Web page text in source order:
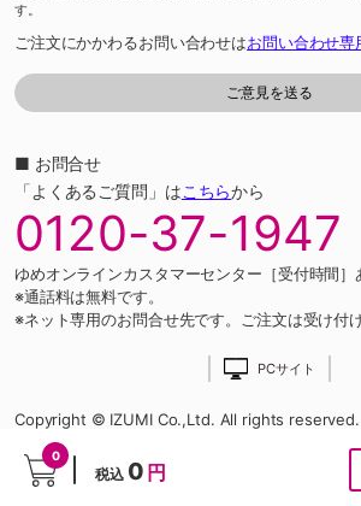
0
税込 0 円
す。
ご注文にかかわるお問い合わせはお問い合わせ専
■ お問合せ
「よくあるご質問」はこちらから
0120-37-1947
ゆめオンラインカスタマーセンター［受付時間
※通話料は無料です。
※ネット専用のお問合せ先です。ご注文は受け付
PCサイト
Copyright © IZUMI Co.,Ltd. All rights reserved.